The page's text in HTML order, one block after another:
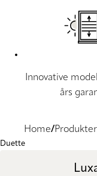
Innovative
års
Home Produkter
Duette